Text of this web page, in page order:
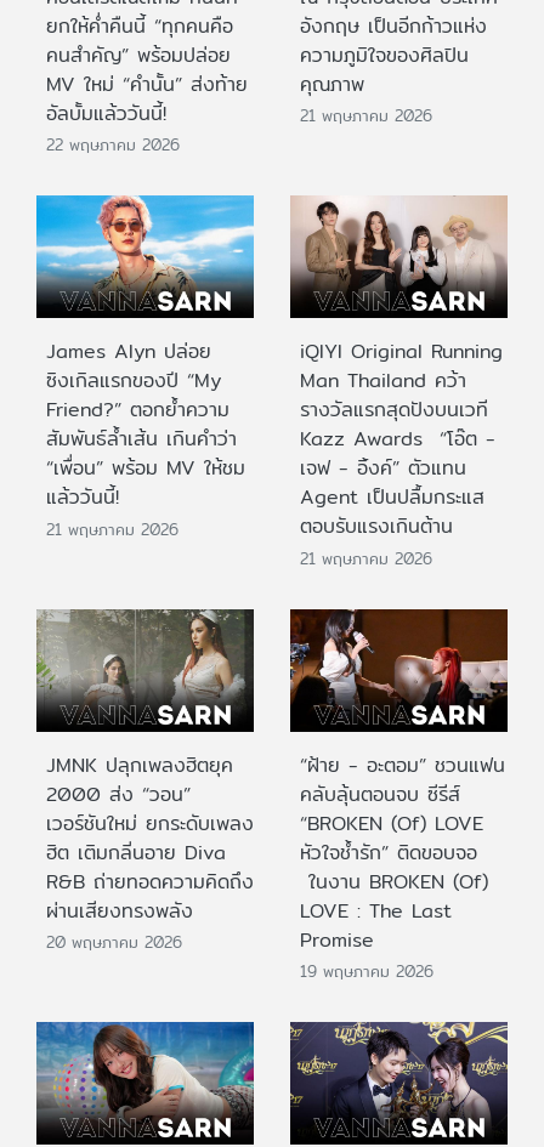
ยกให้ค่ำคืนนี้ “ทุกคนคือ
คนสำคัญ” พร้อมปล่อย
MV ใหม่ “คำนั้น” ส่งท้าย
อัลบั้มแล้ววันนี้!
22 พฤษภาคม 2026
อังกฤษ เป็นอีกก้าวแห่ง
ความภูมิใจของศิลปิน
คุณภาพ
21 พฤษภาคม 2026
James Alyn ปล่อย
ซิงเกิลแรกของปี “My
Friend?” ตอกย้ำความ
สัมพันธ์ล้ำเส้น เกินคำว่า
“เพื่อน” พร้อม MV ให้ชม
แล้ววันนี้!
21 พฤษภาคม 2026
iQIYI Original Running
Man Thailand คว้า
รางวัลแรกสุดปังบนเวที
Kazz Awards “โอ๊ต -
เจฟ - อิ้งค์” ตัวแทน
Agent เป็นปลื้มกระแส
ตอบรับแรงเกินต้าน
21 พฤษภาคม 2026
JMNK ปลุกเพลงฮิตยุค
2000 ส่ง “วอน”
เวอร์ชันใหม่ ยกระดับเพลง
ฮิต เติมกลิ่นอาย Diva
R&B ถ่ายทอดความคิดถึง
ผ่านเสียงทรงพลัง
20 พฤษภาคม 2026
“ฝ้าย - อะตอม” ชวนแฟน
คลับลุ้นตอนจบ ซีรีส์
“BROKEN (Of) LOVE
หัวใจช้ำรัก” ติดขอบจอ
ในงาน BROKEN (Of)
LOVE : The Last
Promise
19 พฤษภาคม 2026